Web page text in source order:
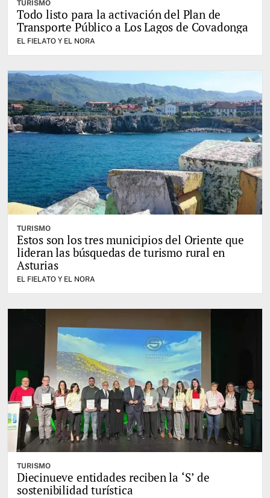
TURISMO
Todo listo para la activación del Plan de
Transporte Público a Los Lagos de Covadonga
EL FIELATO Y EL NORA
TURISMO
Estos son los tres municipios del Oriente que
lideran las búsquedas de turismo rural en
Asturias
EL FIELATO Y EL NORA
TURISMO
Diecinueve entidades reciben la ‘S’ de
sostenibilidad turística